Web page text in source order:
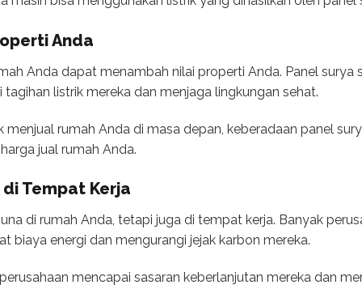
Anda
Anda dapat menambah nilai properti Anda. Panel
listrik mereka dan menjaga lingkungan sehat.
menjual rumah Anda di masa depan, keberadaan panel
jual rumah Anda.
Tempat Kerja
di rumah Anda, tetapi juga di tempat kerja. Banyak
biaya energi dan mengurangi jejak karbon mereka.
mencapai sasaran keberlanjutan mereka dan